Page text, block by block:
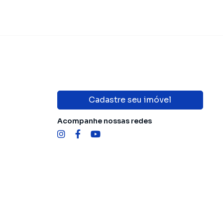
Cadastre seu imóvel
Acompanhe nossas redes